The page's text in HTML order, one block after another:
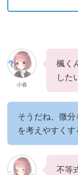
小春
楓く
した
そうだね、微
を考えやすくす
不等